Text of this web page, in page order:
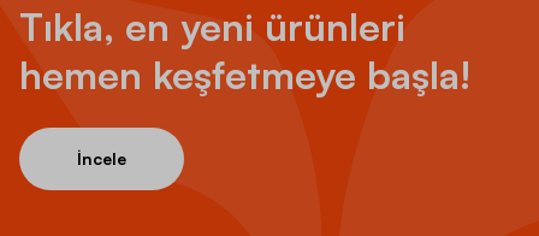
Tıkla, en yeni ürünleri
hemen keşfetmeye başla!
İncele